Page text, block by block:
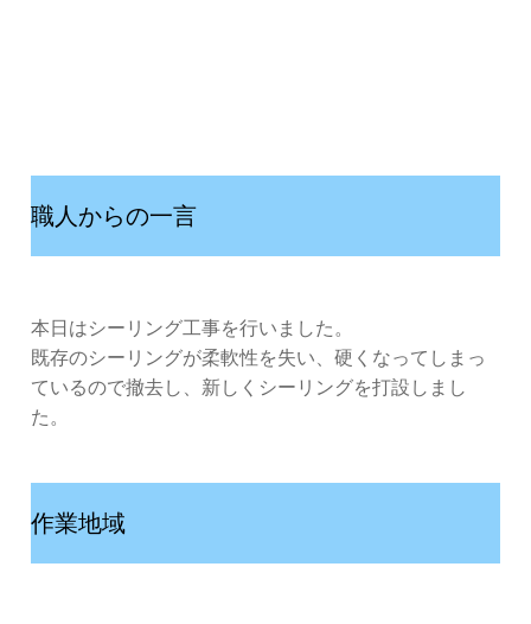
職人からの一言
本日はシーリング工事を行いました。
既存のシーリングが柔軟性を失い、硬くなってしまっ
ているので撤去し、新しくシーリングを打設しまし
た。
作業地域